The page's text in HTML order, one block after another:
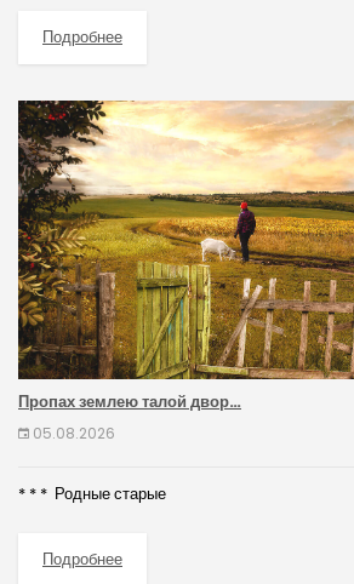
Подробнее
Пропах землею талой двор…
05.08.2026
* * * Родные старые
Подробнее